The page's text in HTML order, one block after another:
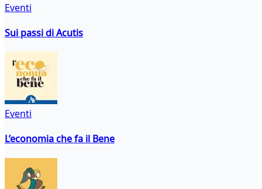
Eventi
Sui passi di Acutis
Eventi
L’economia che fa il Bene